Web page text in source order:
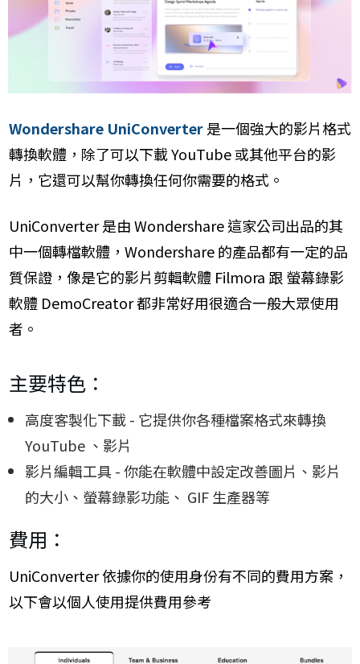
Wondershare UniConverter是一個強大的影片格式
轉換軟體，除了可以下載 YouTube 或其他平台的影
片，它還可以幫你轉換任何你需要的格式。
UniConverter 是由 Wondershare 這家公司出品的其
中一個轉檔軟體，Wondershare 的產品都有一定的品
質保證，像是它的影片剪輯軟體 Filmora 跟 螢幕錄影
軟體 DemoCreator 都非常好用很適合一般大眾使用
者。
主要特色：
高度客製化下載 - 它提供你各種檔案格式來轉換
YouTube 、影片
影片編輯工具 - 你能在軟體中設定改善圖片、影片
的大小、螢幕錄影功能、 GIF 生產器等
費用：
UniConverter 依據你的使用身份有不同的費用方案，
以下會以個人使用提供費用參考